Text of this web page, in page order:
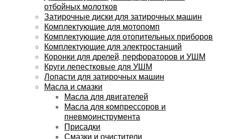
отбойных молотков
Затирочные диски для затирочных машин
Комплектующие для мотопомп
Комплектующие для отопительных приборов
Комплектующие для электростанций
Коронки для дрелей, перфораторов и УШМ
Круги лепестковые для УШМ
Лопасти для затирочных машин
Масла и смазки
Масла для двигателей
Масла для компрессоров и
пневмоинструмента
Присадки
Смазки и очистители